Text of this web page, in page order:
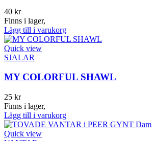
40 kr
Finns i lager,
Lägg till i varukorg
Quick view
SJALAR
MY COLORFUL SHAWL
25 kr
Finns i lager,
Lägg till i varukorg
Quick view